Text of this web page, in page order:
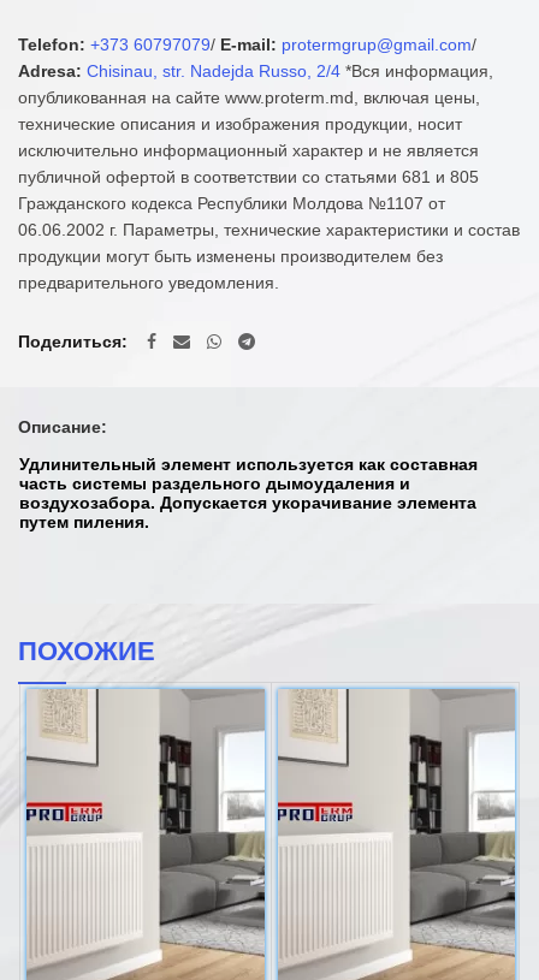
Telefon: +373 60797079/ E-mail: protermgrup@gmail.com/
Adresa: Chisinau, str. Nadejda Russo, 2/4 *Вся информация,
опубликованная на сайте www.proterm.md, включая цены,
технические описания и изображения продукции, носит
исключительно информационный характер и не является
публичной офертой в соответствии со статьями 681 и 805
Гражданского кодекса Республики Молдова №1107 от
06.06.2002 г. Параметры, технические характеристики и состав
продукции могут быть изменены производителем без
предварительного уведомления.
Поделиться
Описание:
Удлинительный элемент используется как составная
часть системы раздельного дымоудаления и
воздухозабора. Допускается укорачивание элемента
путем пиления.
ПОХОЖИЕ